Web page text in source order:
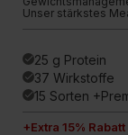
Unser stärkstes
done25 g Protein
done37 Wirkstoffe
done15 Sorten
+Extra 15% Rabatt